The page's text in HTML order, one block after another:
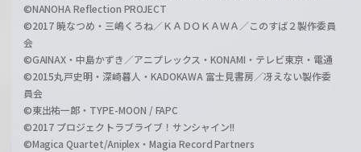
©NANOHA Reflection PROJECT
©2017 暁なつめ・三嶋くろね／ＫＡＤＯＫＡＷＡ／このすば２製作委員
会
©GAINAX・中島かずき／アニプレックス・KONAMI・テレビ東京・電通
©2015丸戸史明・深崎暮人・KADOKAWA 富士見書房／冴えない製作委
員会
©東出祐一郎・TYPE-MOON / FAPC
©2017 プロジェクトラブライブ！サンシャイン!!
©Magica Quartet/Aniplex・Magia Record Partners